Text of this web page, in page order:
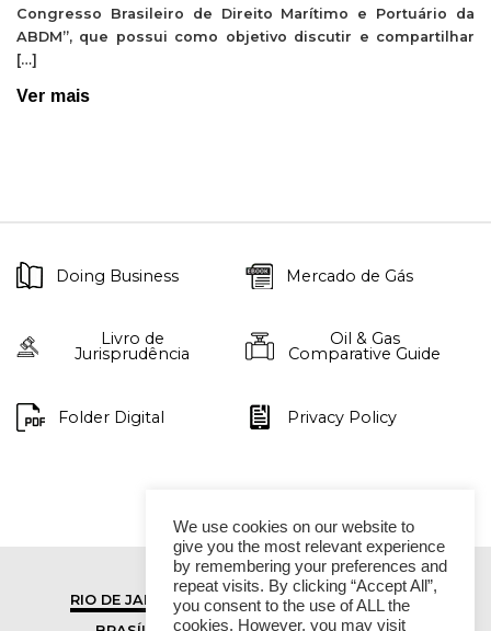
Congresso Brasileiro de Direito Marítimo e Portuário da
ABDM”, que possui como objetivo discutir e compartilhar
[…]
Ver mais
Doing Business Mercado de Gás
Livro de
Jurisprudência
Oil & Gas
Comparative Guide
Folder Digital Privacy Policy
RIO DE JANEIRO
SÃO PAULO
We use cookies on our website to
give you the most relevant experience
by remembering your preferences and
repeat visits. By clicking “Accept All”,
you consent to the use of ALL the
cookies. However, you may visit